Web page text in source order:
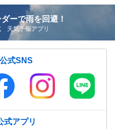
ーで雨を回避！
天気予報アプリ
式SNS
式アプリ